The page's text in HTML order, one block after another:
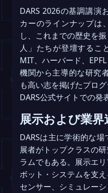
DARS 2026の基調講演
カーのラインナップは
し、これまでの歴史を
人」たちが登壇するこ
MIT、ハーバード、
機関から主導的な研究
も高い志を掲げたプロ
DARS公式サイトでの発
展示および業界
DARSは主に学術的な
展者がトップクラスの
ラムでもある。展示エ
ボット・システムを支え
センサー、シミュレー